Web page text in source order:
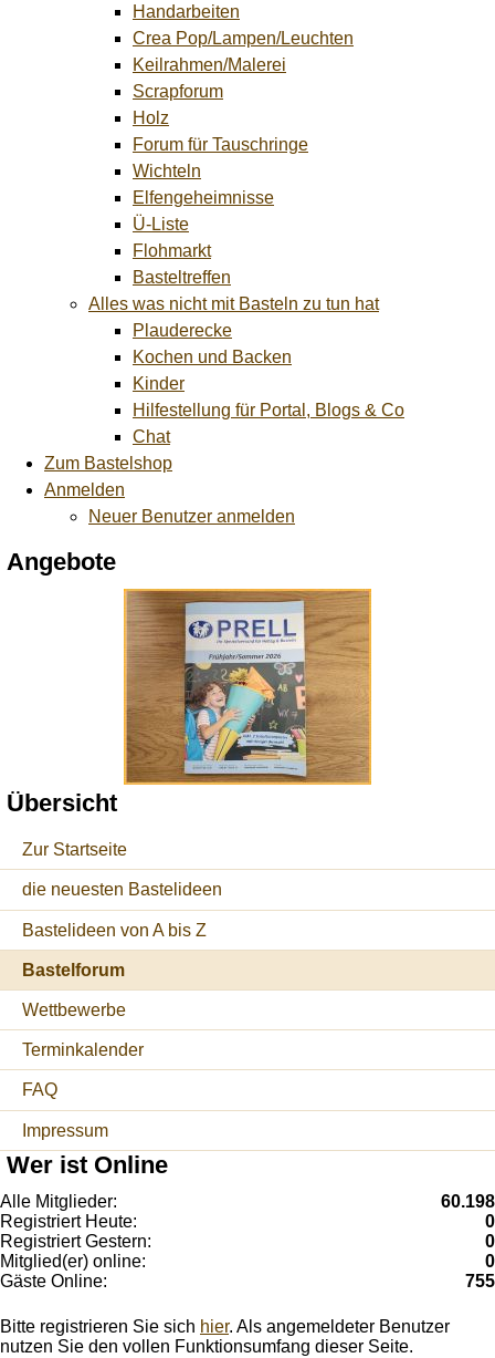
Handarbeiten
Crea Pop/Lampen/Leuchten
Keilrahmen/Malerei
Scrapforum
Holz
Forum für Tauschringe
Wichteln
Elfengeheimnisse
Ü-Liste
Flohmarkt
Basteltreffen
Alles was nicht mit Basteln zu tun hat
Plauderecke
Kochen und Backen
Kinder
Hilfestellung für Portal, Blogs & Co
Chat
Zum Bastelshop
Anmelden
Neuer Benutzer anmelden
Angebote
Übersicht
Zur Startseite
die neuesten Bastelideen
Bastelideen von A bis Z
Bastelforum
Wettbewerbe
Terminkalender
FAQ
Impressum
Wer ist Online
Alle Mitglieder:
60.198
Registriert Heute:
0
Registriert Gestern:
0
Mitglied(er) online:
0
Gäste Online:
755
Bitte registrieren Sie sich hier. Als angemeldeter Benutzer
nutzen Sie den vollen Funktionsumfang dieser Seite.